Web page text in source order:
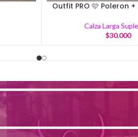
Outfit PRO 🩷 Poleron
Calza Larga
$30.000